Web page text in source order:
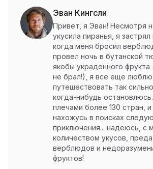
Эван Кингсли
Привет, я Эван! Несмотря
укусила пиранья, я
когда меня бросил
провел ночь в бутанской
якобы украденного фрукта
не брал!), я все еще люблю
путешествовать так
когда-нибудь
плечами более 130 стран, и
нахожусь в поисках
приключения... надеюсь, с
количеством укусов,
верблюдов и
фруктов!